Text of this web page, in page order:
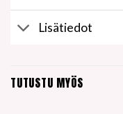
Lisätiedot
TUTUSTU MYÖS